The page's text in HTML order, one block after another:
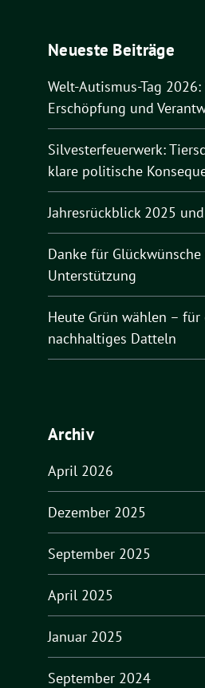
Neueste Beiträge
Welt-Autismus-Tag
Erschöpfung und
Silvesterfeuerwerk:
klare politische
Jahresrückblick 2025
Danke für Glückwünsche
Unterstützung
Heute Grün wählen – für
nachhaltiges Datteln
Archiv
April 2026
Dezember 2025
September 2025
April 2025
Januar 2025
September 2024